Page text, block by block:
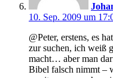
10. Sep. 2009 um
@Peter, erstens, es
zur suchen, ich weiß
macht… aber man
Bibel falsch nimmt –